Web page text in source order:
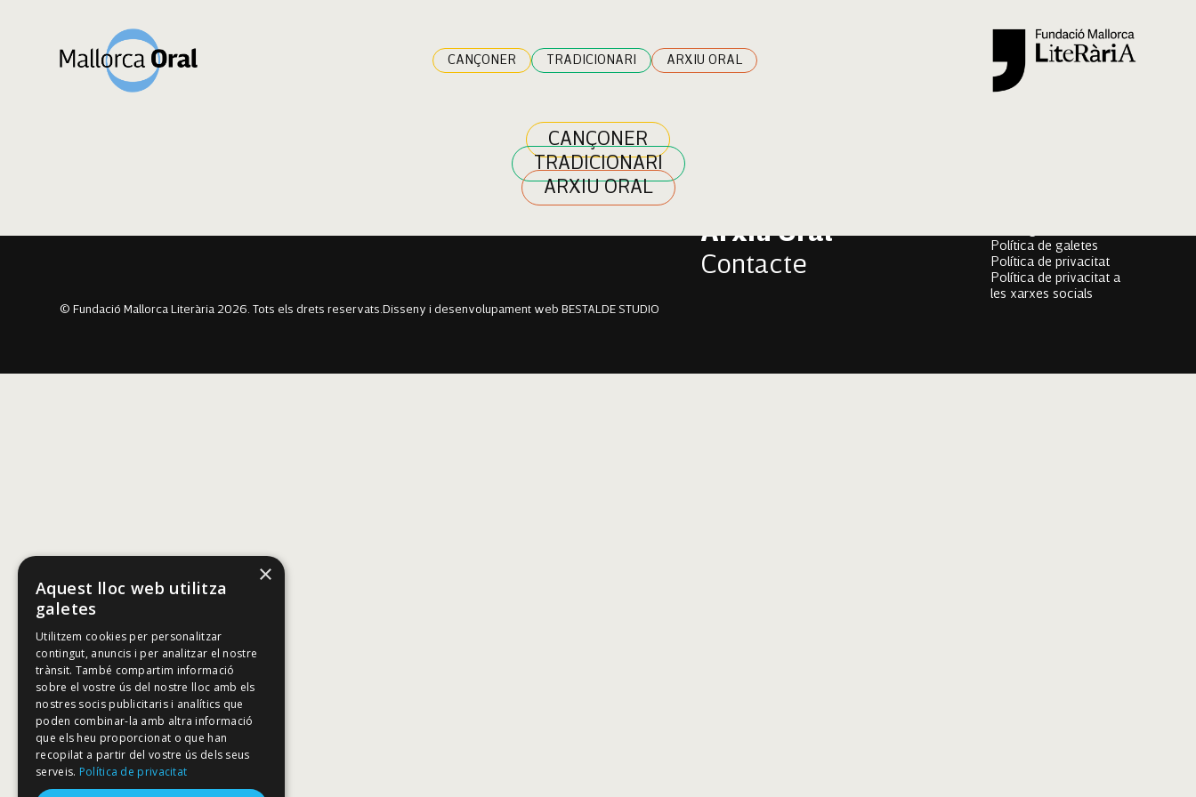
CANÇONER TRADICIONARI ARXIU ORAL
CANÇONER
TRADICIONARI
ARXIU ORAL
Maria Magdalena Rosselló Vaquer
Aina Maria Massanet
Cristina Terrassa Becerra
Arxiu Oral
Contacte
Política de galetes
Política de privacitat
Política de privacitat a
les xarxes socials
© Fundació Mallorca Literària 2026. Tots els drets reservats. Disseny i desenvolupament web BESTALDE STUDIO
×
Aquest lloc web utilitza
galetes
Utilitzem cookies per personalitzar
contingut, anuncis i per analitzar el nostre
trànsit. També compartim informació
sobre el vostre ús del nostre lloc amb els
nostres socis publicitaris i analítics que
poden combinar-la amb altra informació
que els heu proporcionat o que han
recopilat a partir del vostre ús dels seus
serveis. Política de privacitat